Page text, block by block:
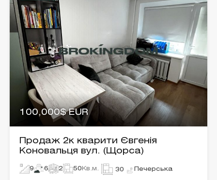
100,000$ EUR
Продаж 2к кварити Євгенія
Коновальця вул. (Щорса)
9 6 2 50 Кв.м. 30 Печерська